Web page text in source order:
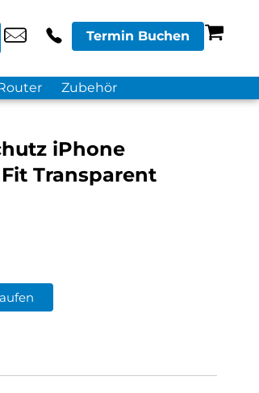
Termin Buchen
Zubehör
iPhone
Fit Transparent